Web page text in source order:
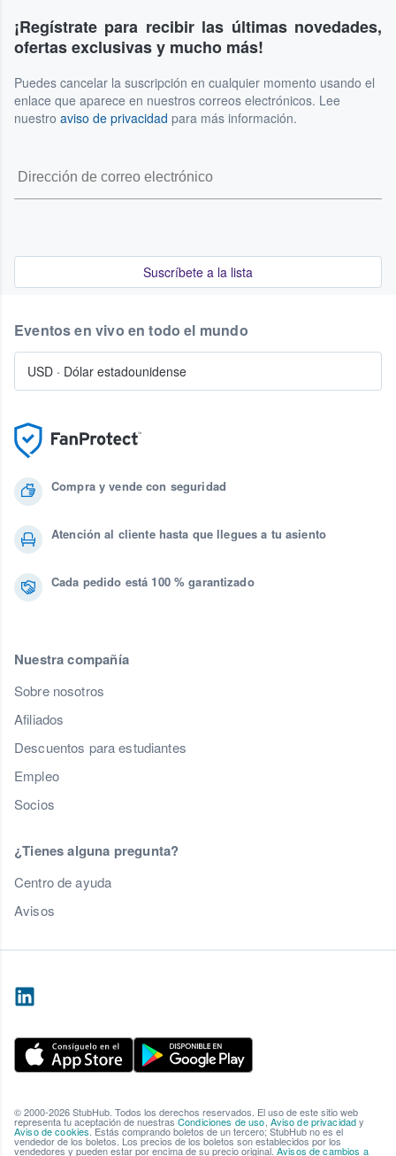
¡Regístrate para recibir las últimas novedades,
ofertas exclusivas y mucho más!
Puedes cancelar la suscripción en cualquier momento usando el
enlace que aparece en nuestros correos electrónicos. Lee
nuestro aviso de privacidad para más información.
Suscríbete a la lista
Compra y vende con seguridad
Atención al cliente hasta que llegues a tu asiento
Cada pedido está 100 % garantizado
Nuestra compañía
Sobre nosotros
Afiliados
Descuentos para estudiantes
Empleo
Socios
¿Tienes alguna pregunta?
Centro de ayuda
Avisos
Eventos en vivo en todo el mundo
USD · Dólar estadounidense
© 2000-2026 StubHub. Todos los derechos reservados. El uso de este sitio web
representa tu aceptación de nuestras Condiciones de uso Aviso de privacidady
Aviso de cookies. Estás comprando boletos de un tercero; StubHub no es el
vendedor de los boletos. Los precios de los boletos son establecidos por los
vendedores y pueden estar por encima de su precio original. Avisos de cambios a